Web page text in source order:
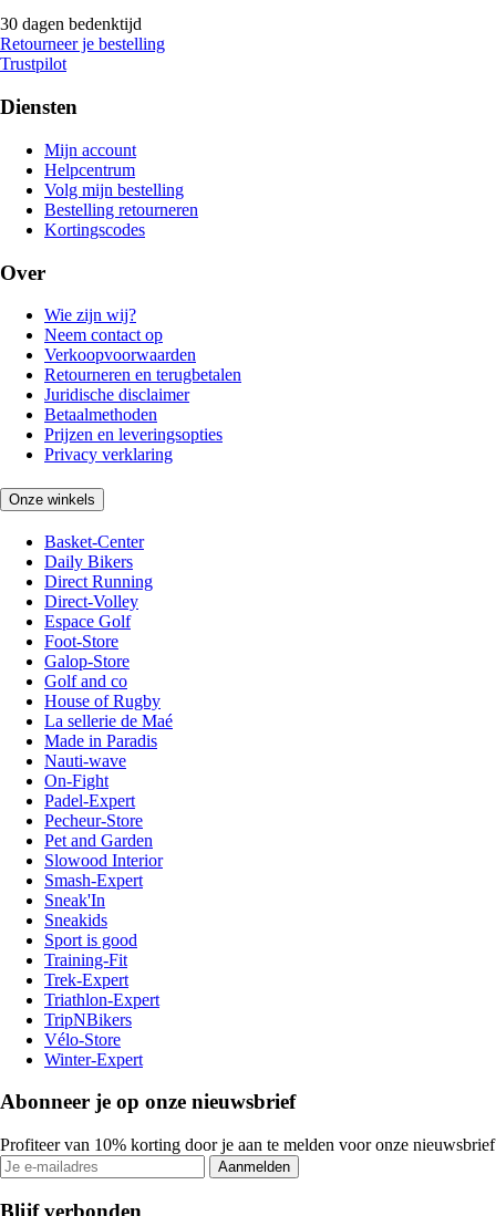
30 dagen bedenktijd
Retourneer je bestelling
Trustpilot
Diensten
Mijn account
Helpcentrum
Volg mijn bestelling
Bestelling retourneren
Kortingscodes
Over
Wie zijn wij?
Neem contact op
Verkoopvoorwaarden
Retourneren en terugbetalen
Juridische disclaimer
Betaalmethoden
Prijzen en leveringsopties
Privacy verklaring
Onze winkels
Basket-Center
Daily Bikers
Direct Running
Direct-Volley
Espace Golf
Foot-Store
Galop-Store
Golf and co
House of Rugby
La sellerie de Maé
Made in Paradis
Nauti-wave
On-Fight
Padel-Expert
Pecheur-Store
Pet and Garden
Slowood Interior
Smash-Expert
Sneak'In
Sneakids
Sport is good
Training-Fit
Trek-Expert
Triathlon-Expert
TripNBikers
Vélo-Store
Winter-Expert
Abonneer je op onze nieuwsbrief
Profiteer van 10% korting door je aan te melden voor onze nieuwsbrief
Aanmelden
Blijf verbonden